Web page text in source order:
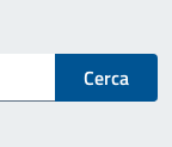
Cerca